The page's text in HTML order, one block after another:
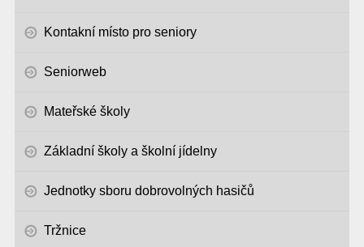
Kontakní místo pro seniory
Seniorweb
Mateřské školy
Základní školy a školní jídelny
Jednotky sboru dobrovolných hasičů
Tržnice